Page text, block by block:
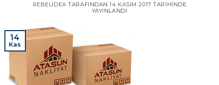
REBELIDEA TARAFINDAN 14 KASIM 2017 TARIHINDE
YAYINLANDI
14
Kas